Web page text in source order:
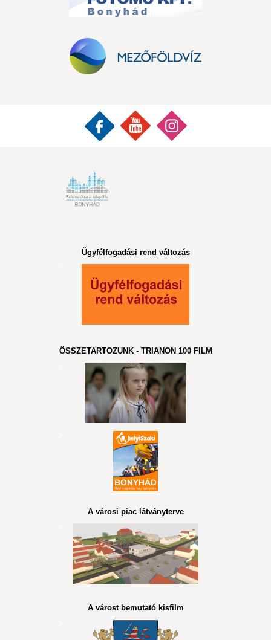
Ügyfélfogadási rend változás
ÖSSZETARTOZUNK - TRIANON 100 FILM
A városi piac látványterve
A várost bemutató kisfilm